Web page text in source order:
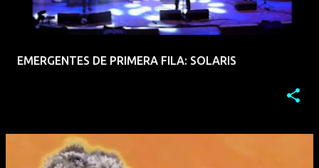
EMERGENTES DE PRIMERA FILA: SOLARIS